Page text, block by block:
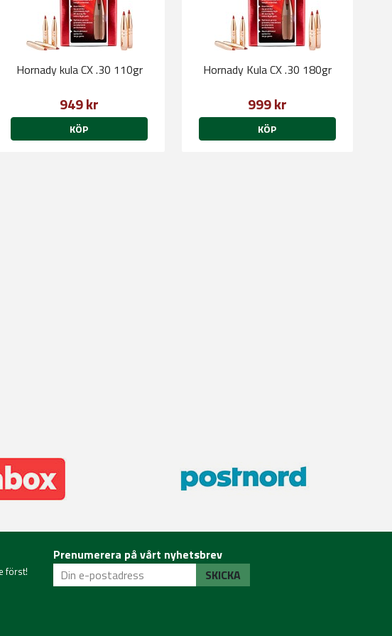
Hornady kula CX .30 110gr
949 kr
KÖP
Hornady Kula CX .30 180gr
999 kr
KÖP
först!
Prenumerera på vårt nyhetsbrev
SKICKA